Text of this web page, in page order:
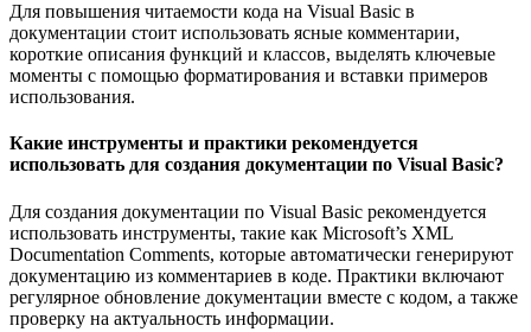
Для повышения читаемости кода на Visual Basic в
документации стоит использовать ясные комментарии,
короткие описания функций и классов, выделять ключевые
моменты с помощью форматирования и вставки примеров
использования.
Какие инструменты и практики рекомендуется
использовать для создания документации по Visual Basic?
Для создания документации по Visual Basic рекомендуется
использовать инструменты, такие как Microsoft’s XML
Documentation Comments, которые автоматически генерируют
документацию из комментариев в коде. Практики включают
регулярное обновление документации вместе с кодом, а также
проверку на актуальность информации.